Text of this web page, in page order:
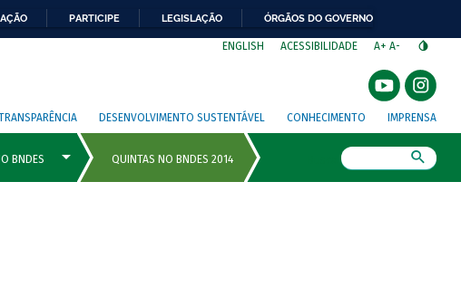
PARTICIPE LEGISLAÇÃO ÓRGÃOS DO GOVERNO
ENGLISH ACESSIBILIDADE A+ A-
DESENVOLVIMENTO SUSTENTÁVEL CONHECIMENTO IMPRENSA